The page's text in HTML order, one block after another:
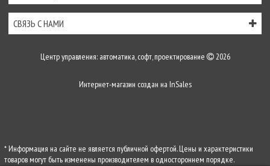
СВЯЗЬ С НАМИ
Центр управления: автоматика, софт, проектирование 2026
Интернет-магазин создан на InSales
* Информация на сайте не является публичной офертой. Цены и характеристики
товаров могут быть изменены производителем в одностороннем порядке.